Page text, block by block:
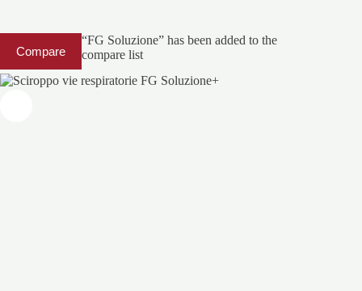
Compare
“FG Soluzione” has been added to the
compare list